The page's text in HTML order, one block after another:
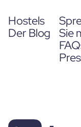
Hostels
Der Blog
Sie